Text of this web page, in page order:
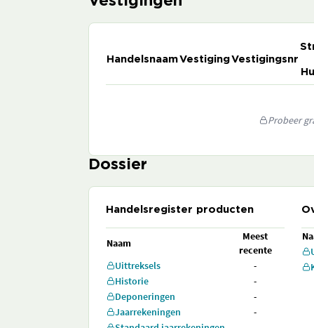
HandelsnaamVestigingVestigingsnr
Probeer
Dossier
Handelsregister producten
Naam
Meest
recente
Uittreksels
-
Historie
-
Deponeringen
-
Jaarrekeningen
-